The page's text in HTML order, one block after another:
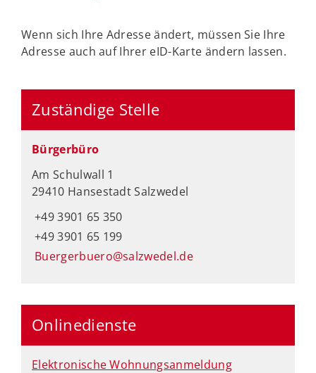
Wenn sich Ihre Adresse ändert, müssen Sie Ihre
Adresse auch auf Ihrer eID-Karte ändern lassen.
Zuständige Stelle
Bürgerbüro
Am Schulwall 1
29410 Hansestadt Salzwedel
+49 3901 65 350
+49 3901 65 199
Buergerbuero@salzwedel.de
Onlinedienste
Elektronische Wohnungsanmeldung